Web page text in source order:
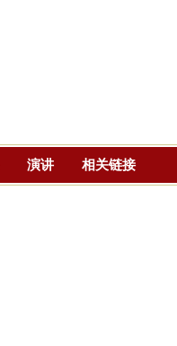
主
演讲 相关链接